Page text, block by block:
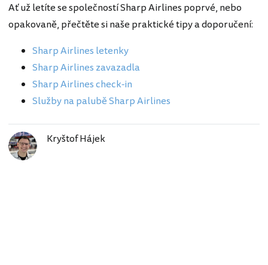
Ať už letíte se společností Sharp Airlines poprvé, nebo
opakovaně, přečtěte si naše praktické tipy a doporučení:
Sharp Airlines letenky
Sharp Airlines zavazadla
Sharp Airlines check-in
Služby na palubě Sharp Airlines
Kryštof Hájek